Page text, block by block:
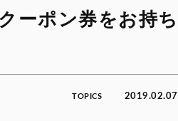
ーポン券をお持ち
TOPICS 2019.02.07